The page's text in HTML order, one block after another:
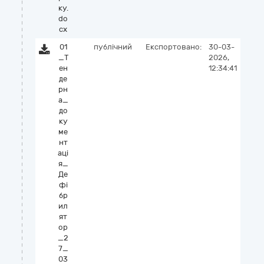
ку.
do
cx
01
_Т
ен
де
рн
а_
до
ку
ме
нт
аці
я_
Де
фі
бр
ил
ят
ор
_2
7_
03
публічний Експортовано:
30-03-
2026,
12:34:41